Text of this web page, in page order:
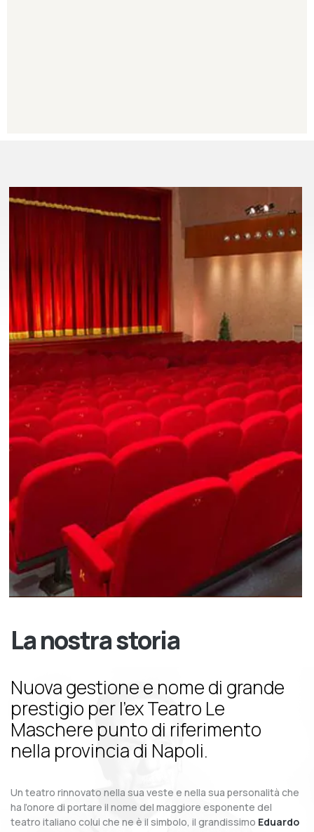
La nostra storia
Nuova gestione e nome di grande
prestigio per l’ex Teatro Le
Maschere punto di riferimento
nella provincia di Napoli.
Un teatro rinnovato nella sua veste e nella sua personalità che
ha l’onore di portare il nome del maggiore esponente del
teatro italiano colui che ne è il simbolo, il grandissimo Eduardo